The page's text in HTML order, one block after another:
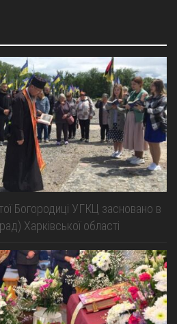
Богородиці УГКЦ засновано в
Харківської області